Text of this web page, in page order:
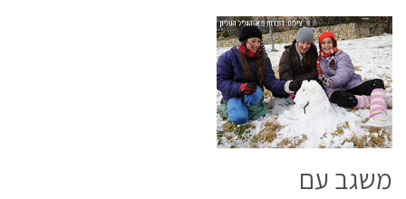
משגב עם